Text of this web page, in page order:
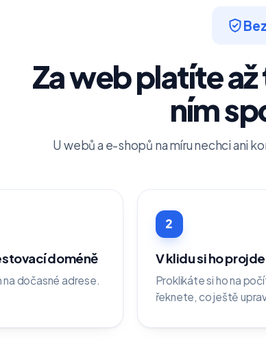
Za web platíte
ním
U webů a e-shopů na míru nechci ani
doméně
dočasné adrese.
2
V klidu si ho
Proklikáte si ho na
řeknete, co ještě